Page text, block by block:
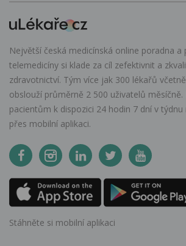
Největší česká medicínská online poradna a
telemedicíny si klade za cíl zefektivnit a
zdravotnictví. Tým více jak 300 lékařů
obslouží průměrně 2 500 uživatelů měsíčně.
pacientům k dispozici 24 hodin 7 dní v
přes mobilní aplikaci.
Stáhněte si mobilní aplikaci